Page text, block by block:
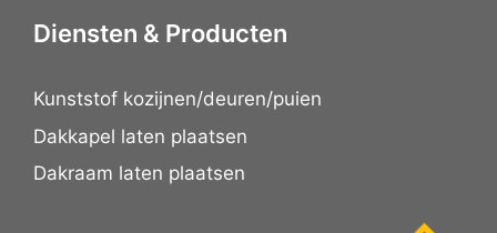
Diensten & Producten
Kunststof kozijnen/deuren/puien
Dakkapel laten plaatsen
Dakraam laten plaatsen